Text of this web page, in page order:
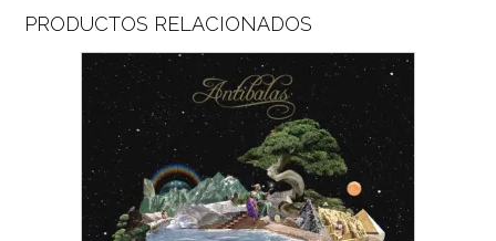
PRODUCTOS RELACIONADOS